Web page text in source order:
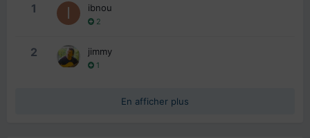
1 ibnou
2
2 jimmy
1
En afficher plus